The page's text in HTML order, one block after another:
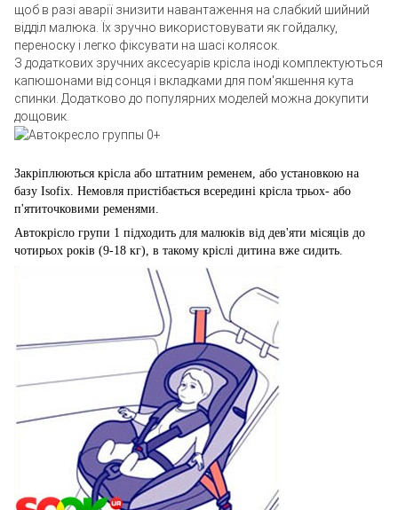
щоб в разі аварії знизити навантаження на слабкий шийний
відділ малюка. Їх зручно використовувати як гойдалку,
переноску і легко фіксувати на шасі колясок.
З додаткових зручних аксесуарів крісла іноді комплектуються
капюшонами від сонця і вкладками для пом'якшення кута
спинки. Додатково до популярних моделей можна докупити
дощовик.
Закріплюються крісла або штатним ременем, або установкою на
базу Isofix. Немовля пристібається всередині крісла трьох- або
п'ятиточковими ременями.
Автокрісло групи 1 підходить для малюків від дев'яти місяців до
чотирьох років (9-18 кг), в такому кріслі дитина вже сидить.